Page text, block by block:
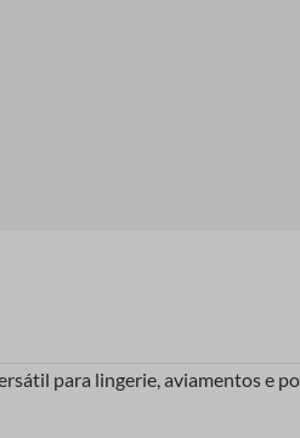
para lingerie, aviamentos e